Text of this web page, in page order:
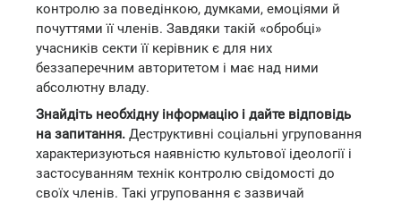
контролю за поведінкою, думками, емоціями й
почуттями її членів. Завдяки такій «обробці»
учасників секти її керівник є для них
беззаперечним авторитетом і має над ними
абсолютну владу.
Знайдіть необхідну інформацію і дайте відповідь
на запитання. Деструктивні соціальні угруповання
характеризуються наявністю культової ідеології і
застосуванням технік контролю свідомості до
своїх членів. Такі угруповання є зазвичай